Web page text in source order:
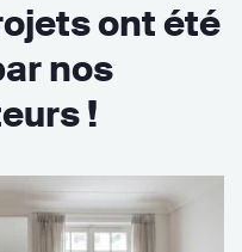
ont été
nos
!